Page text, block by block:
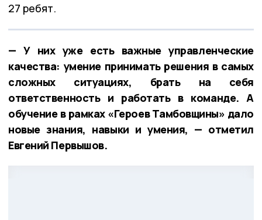
27 ребят.
— У них уже есть важные управленческие
качества: умение принимать решения в самых
сложных ситуациях, брать на себя
ответственность и работать в команде. А
обучение в рамках «Героев Тамбовщины» дало
новые знания, навыки и умения, — отметил
Евгений Первышов.